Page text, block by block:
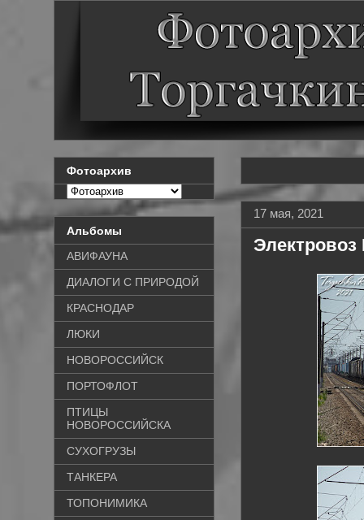
17 мая, 2021
Электровоз
Фотоархив
Альбомы
АВИФАУНА
ДИАЛОГИ С ПРИРОДОЙ
КРАСНОДАР
ЛЮКИ
НОВОРОССИЙСК
ПОРТОФЛОТ
ПТИЦЫ
НОВОРОССИЙСКА
СУХОГРУЗЫ
ТАНКЕРА
ТОПОНИМИКА